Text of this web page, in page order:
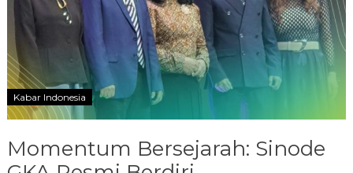
Kabar Indonesia
Momentum Bersejarah: Sinode